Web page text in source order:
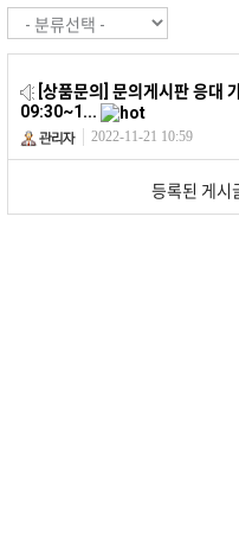
[상품문의]
문의게시판 응대
09:30~1...
2022-11-21 10:59
등록된 게시